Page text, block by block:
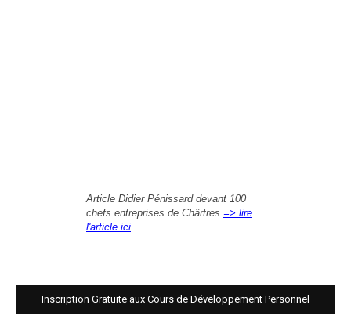
Article Didier Pénissard devant 100
chefs entreprises de Chârtres => lire
l'article ici
Inscription Gratuite aux Cours de Développement Personnel